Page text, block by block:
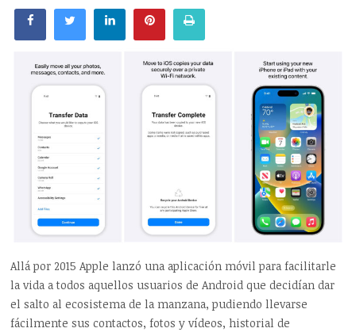
Allá por 2015 Apple lanzó una aplicación móvil para facilitarle
la vida a todos aquellos usuarios de Android que decidían dar
el salto al ecosistema de la manzana, pudiendo llevarse
fácilmente sus contactos, fotos y vídeos, historial de